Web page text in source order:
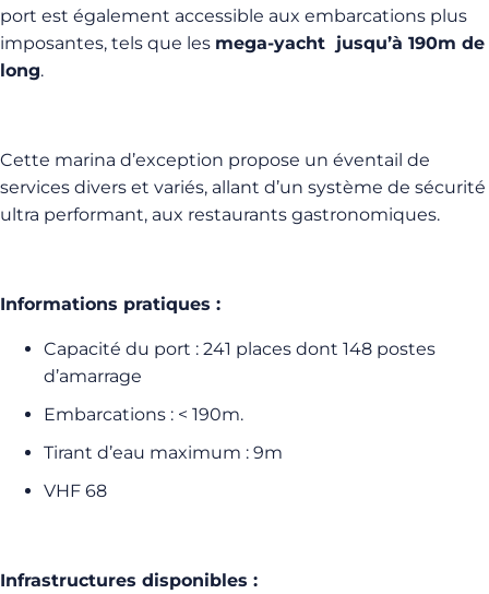
port est également accessible aux embarcations plus
imposantes, tels que les mega-yacht jusqu’à 190m de
long.
Cette marina d’exception propose un éventail de
services divers et variés, allant d’un système de sécurité
ultra performant, aux restaurants gastronomiques.
Informations pratiques :
Capacité du port : 241 places dont 148 postes
d’amarrage
Embarcations : < 190m.
Tirant d’eau maximum : 9m
VHF 68
Infrastructures disponibles :